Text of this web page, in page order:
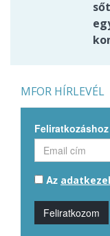
MFOR HÍRLEVÉL
Az
Feliratkozom